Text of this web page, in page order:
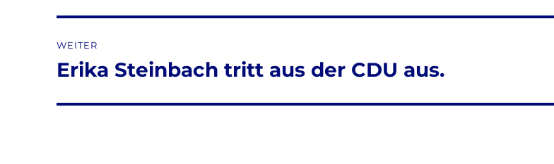
WEITER
Nächster
Erika Steinbach tritt aus der CDU aus.